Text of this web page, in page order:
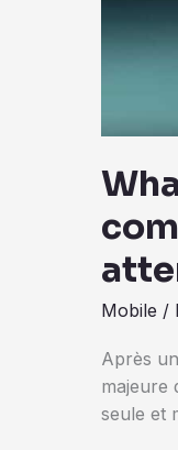
Mobile /
Après
majeure
seule et